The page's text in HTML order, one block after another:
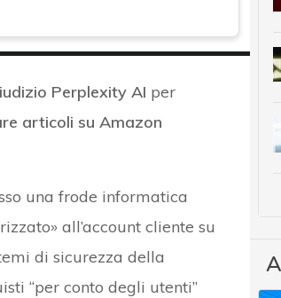
Perplexity AI per
articoli su Amazon
una frode informatica
all’account cliente su
di sicurezza della
“per conto degli utenti”